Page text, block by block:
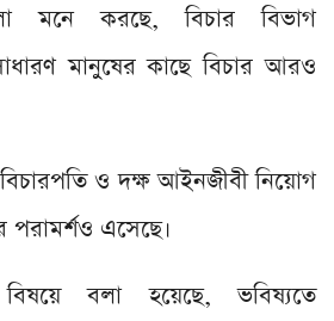
মনে করছে, বিচার বিভাগ
মানুষের কাছে বিচার আরও
ও দক্ষ আইনজীবী নিয়োগ
পরামর্শও এসেছে।
বিষয়ে বলা হয়েছে, ভবিষ্যতে